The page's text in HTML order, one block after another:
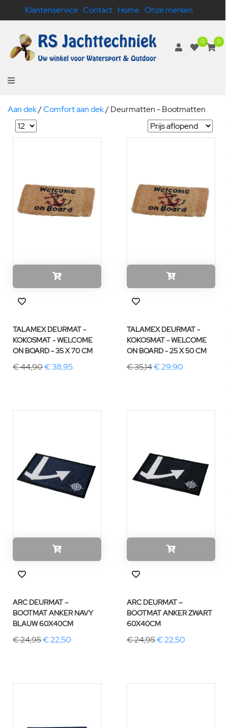
Klantenservice Contact Home Onze merken
0 0
Aan dek/Comfort aan dek/Deurmatten - Bootmatten
TALAMEX DEURMAT -
KOKOSMAT - WELCOME
ON BOARD - 35 X 70 CM
€ 44,90€ 38,95
TALAMEX DEURMAT -
KOKOSMAT - WELCOME
ON BOARD - 25 X 50 CM
€ 35,14€ 29,90
ARC DEURMAT –
BOOTMAT ANKER NAVY
BLAUW 60X40CM
€ 24,95€ 22,50
ARC DEURMAT –
BOOTMAT ANKER ZWART
60X40CM
€ 24,95€ 22,50